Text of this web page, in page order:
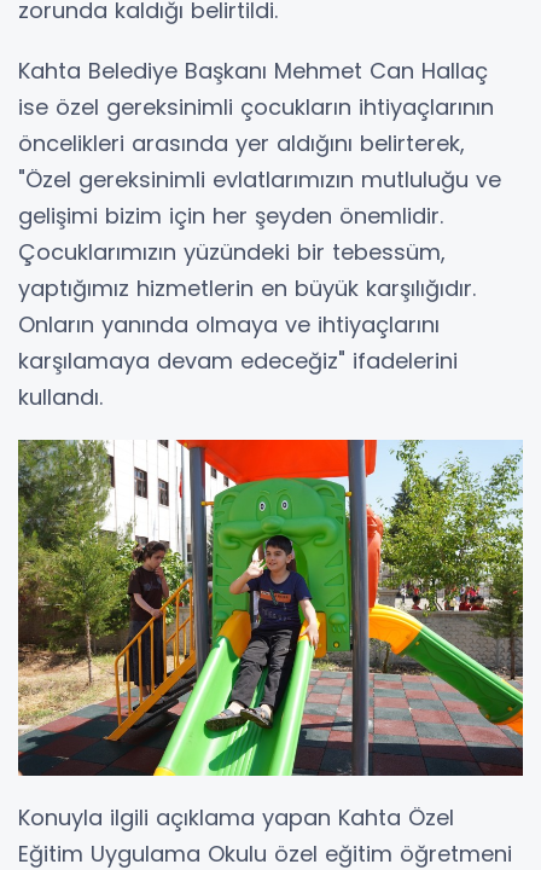
zorunda kaldığı belirtildi.
Kahta Belediye Başkanı Mehmet Can Hallaç
ise özel gereksinimli çocukların ihtiyaçlarının
öncelikleri arasında yer aldığını belirterek,
"Özel gereksinimli evlatlarımızın mutluluğu ve
gelişimi bizim için her şeyden önemlidir.
Çocuklarımızın yüzündeki bir tebessüm,
yaptığımız hizmetlerin en büyük karşılığıdır.
Onların yanında olmaya ve ihtiyaçlarını
karşılamaya devam edeceğiz" ifadelerini
kullandı.
Konuyla ilgili açıklama yapan Kahta Özel
Eğitim Uygulama Okulu özel eğitim öğretmeni